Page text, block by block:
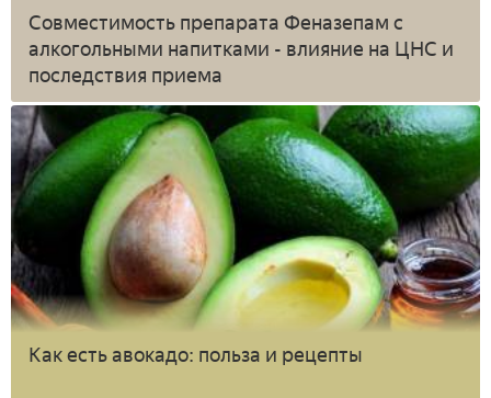
Совместимость препарата Феназепам с
алкогольными напитками - влияние на ЦНС и
последствия приема
Как есть авокадо: польза и рецепты